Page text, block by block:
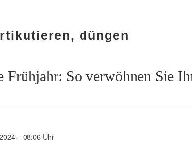
düngen
Frühjahr: So verwöhnen Sie
– 08:06 Uhr